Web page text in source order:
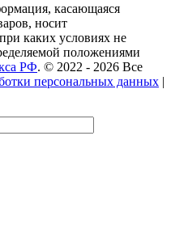
касающаяся
носит
каких условиях не
положениями
РФ. © 2022 - 2026 Все
персональных данных |